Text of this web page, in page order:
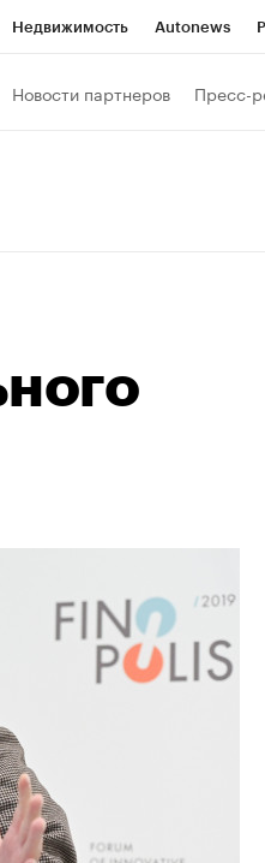
Недвижимость Autonews
Новости партнеров Пресс-